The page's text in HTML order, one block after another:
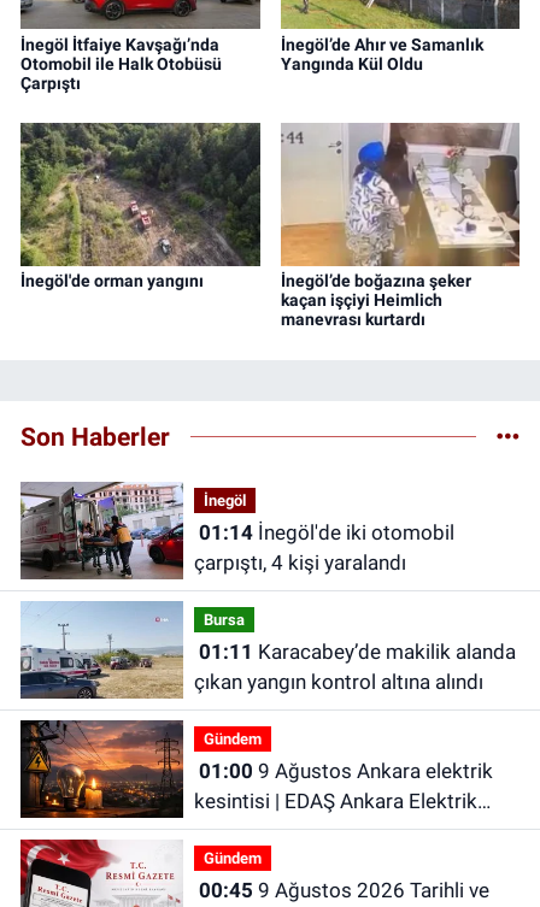
İnegöl İtfaiye Kavşağı’nda
Otomobil ile Halk Otobüsü
Çarpıştı
İnegöl’de Ahır ve Samanlık
Yangında Kül Oldu
İnegöl'de orman yangını
İnegöl’de boğazına şeker
kaçan işçiyi Heimlich
manevrası kurtardı
Son Haberler
İnegöl
01:14İnegöl'de iki otomobil
çarpıştı, 4 kişi yaralandı
Bursa
01:11
çıkan yangın kontrol altına alındı
Gündem
01:00
kesintisi | EDAŞ Ankara Elektrik
Kesintisi
Gündem
00:45